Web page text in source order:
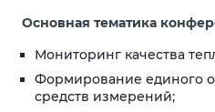
Основная тематика
Мониторинг качества
Формирование единого
средств измерений;